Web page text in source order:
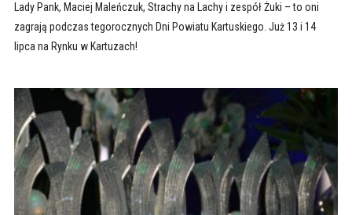
Lady Pank, Maciej Maleńczuk, Strachy na Lachy i zespół Żuki – to oni
zagrają podczas tegorocznych Dni Powiatu Kartuskiego. Już 13 i 14
lipca na Rynku w Kartuzach!